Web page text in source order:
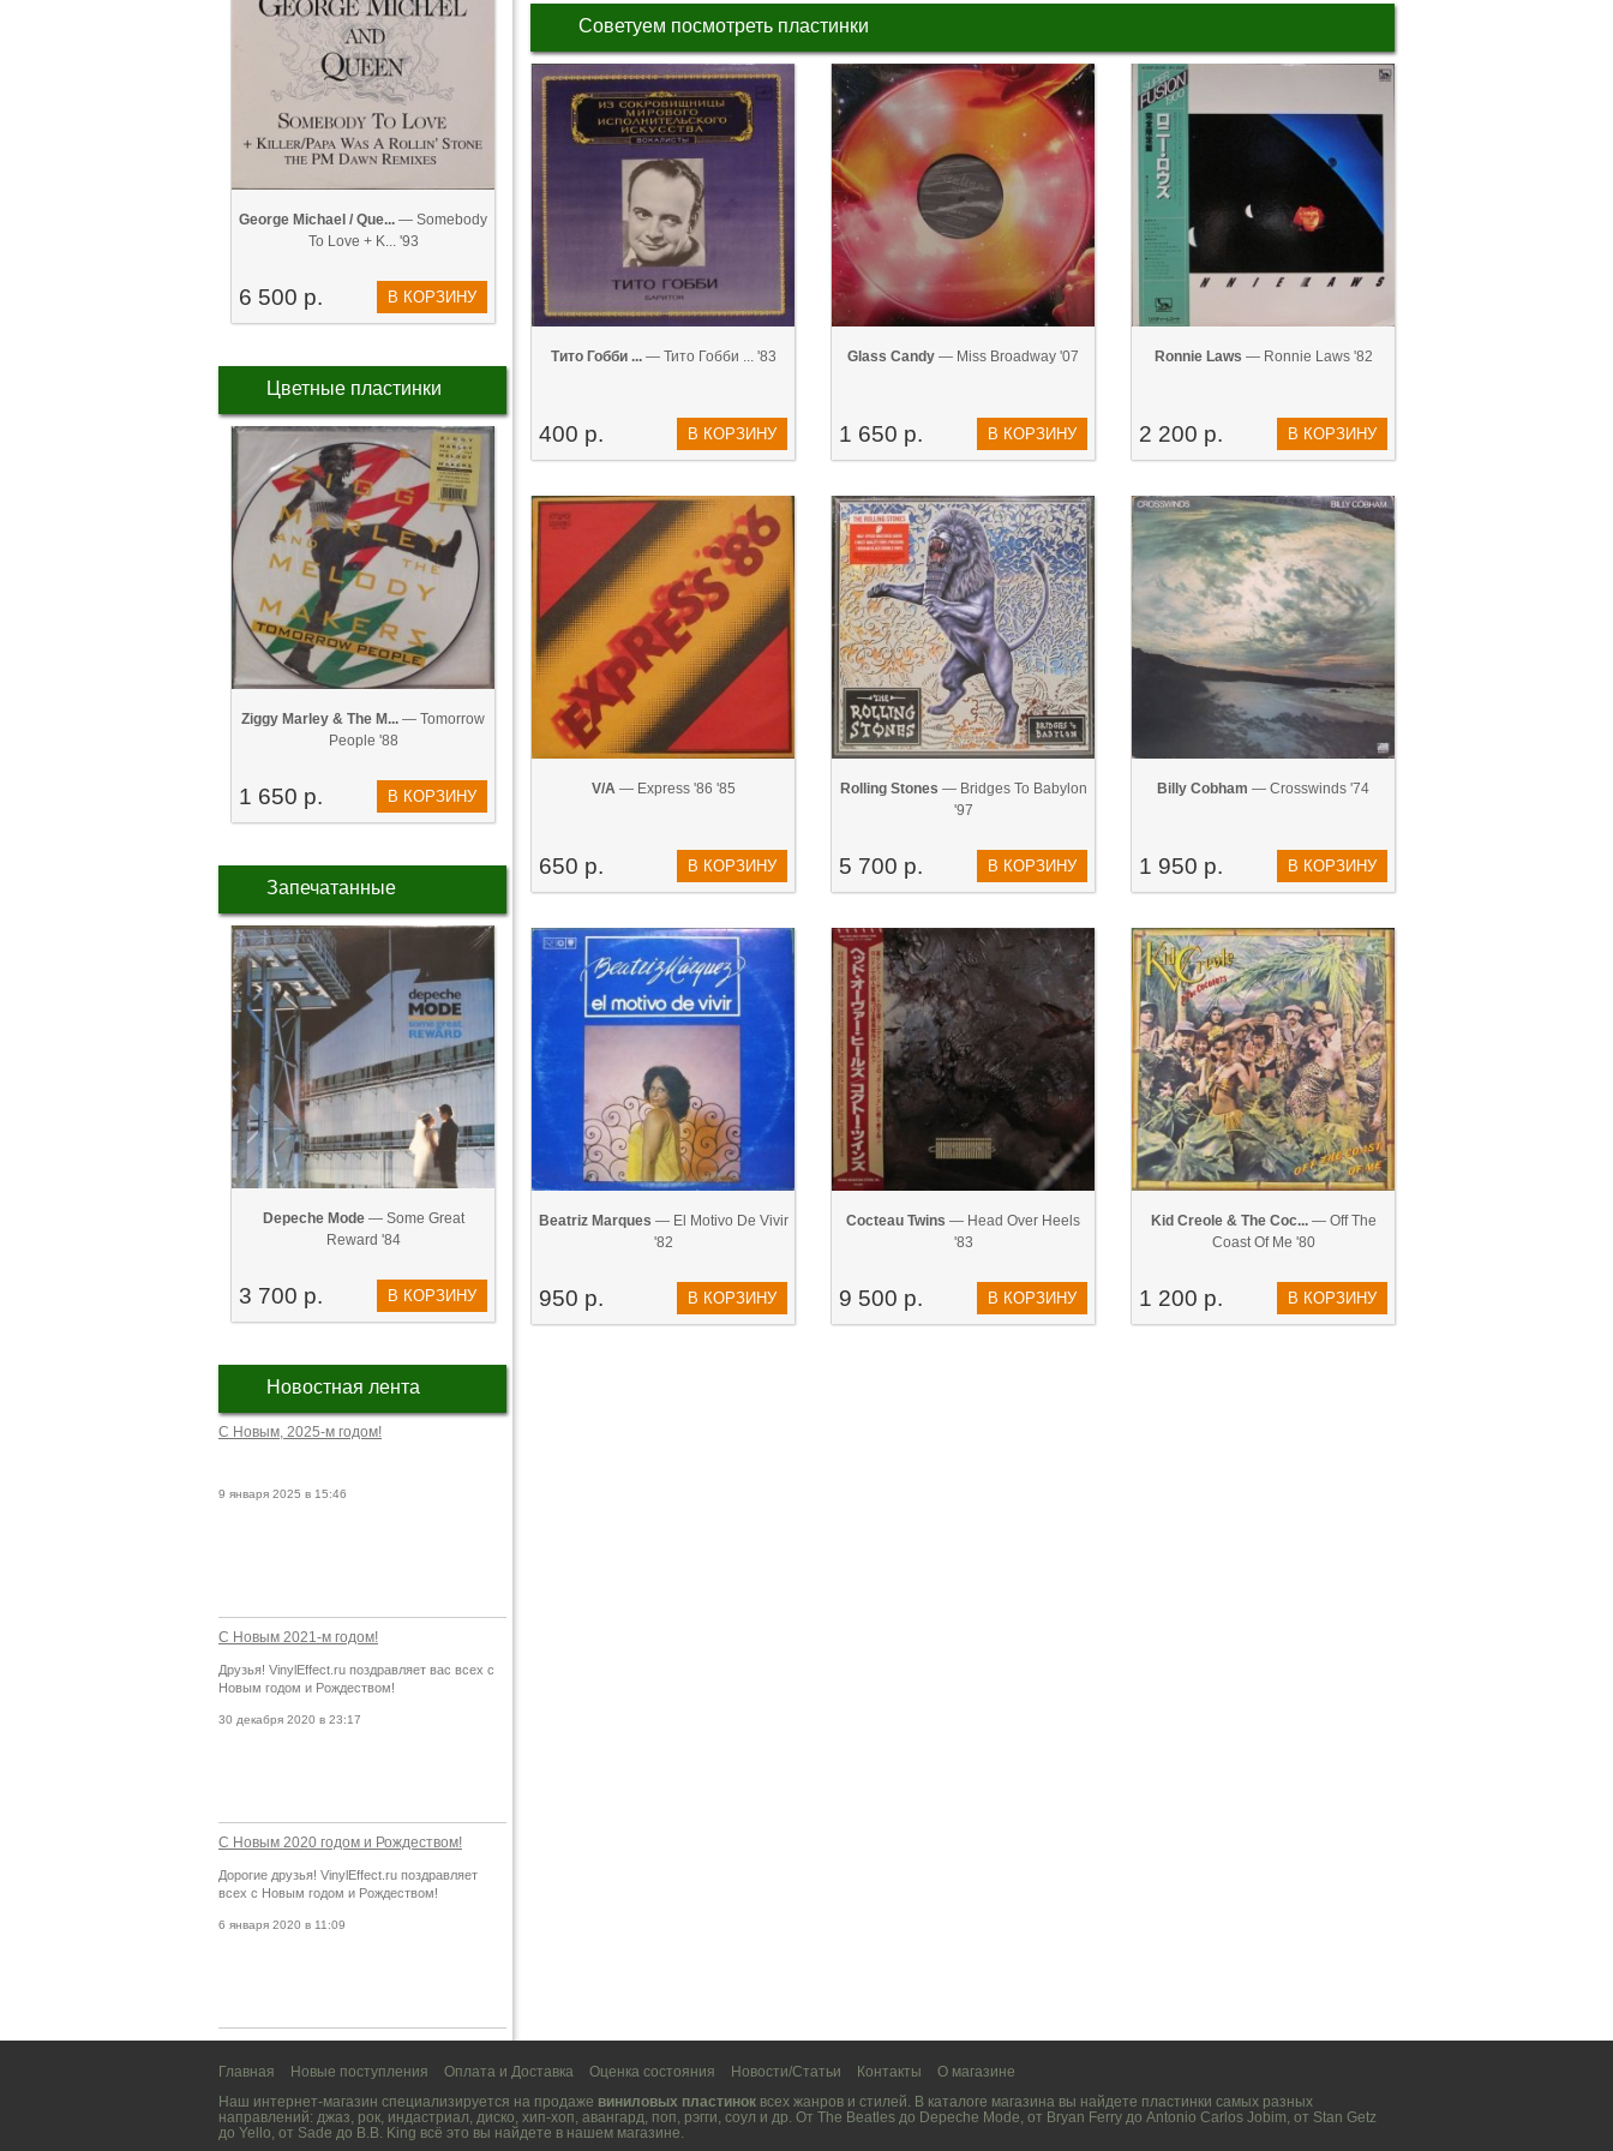
George Michael / Que... — Somebody
To Love + K... '93
6 500 р. В КОРЗИНУ
Цветные пластинки
Ziggy Marley & The M... — Tomorrow
People '88
1 650 р. В КОРЗИНУ
Запечатанные
Depeche Mode— Some Great
Reward '84
3 700 р. В КОРЗИНУ
Новостная лента
С Новым, 2025-м годом!
9 января 2025 в 15:46
С Новым 2021-м годом!
Друзья! VinylEffect.ru поздравляет вас всех с
Новым годом и Рождеством!
30 декабря 2020 в 23:17
С Новым 2020 годом и Рождеством!
Дорогие друзья! VinylEffect.ru поздравляет
всех с Новым годом и Рождеством!
6 января 2020 в 11:09
Советуем посмотреть пластинки
Тито Гобби ...— Тито Гобби ... '83
400 р. В КОРЗИНУ
Glass Candy — Miss Broadway '07
1 650 р. В КОРЗИНУ
Ronnie Laws — Ronnie Laws '82
2 200 р. В КОРЗИНУ
V/A— Express '86 '85
650 р. В КОРЗИНУ
Rolling Stones — Bridges To Babylon
'97
5 700 р. В КОРЗИНУ
Billy Cobham — Crosswinds '74
1 950 р. В КОРЗИНУ
Beatriz Marques — El Motivo De Vivir
'82
950 р. В КОРЗИНУ
Cocteau Twins — Head Over Heels
'83
9 500 р. В КОРЗИНУ
Kid Creole & The Coc...— Off The
Coast Of Me '80
1 200 р. В КОРЗИНУ
Главная Новые поступления Оплата и Доставка Оценка состояния Новости/Статьи Контакты
О магазине
Наш интернет-магазин специализируется на продаже виниловых пластинок всех жанров и стилей. В каталоге магазина вы найдете пластинки самых разных
направлений: джаз, рок, индастриал, диско, хип-хоп, авангард, поп, рэгги, соул и др. От The Beatles до Depeche Mode, от Bryan Ferry до Antonio Carlos Jobim, от Stan Getz
до Yello, от Sade до B.B. King всё это вы найдете в нашем магазине.